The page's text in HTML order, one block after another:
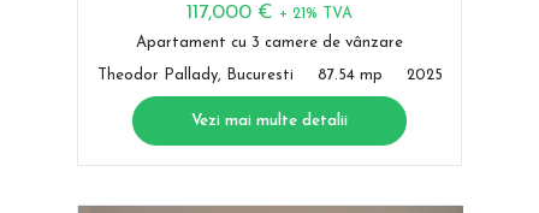
117,000 € + 21% TVA
Apartament cu 3 camere de vânzare
Theodor Pallady, Bucuresti 87.54 mp 2025
Vezi mai multe detalii